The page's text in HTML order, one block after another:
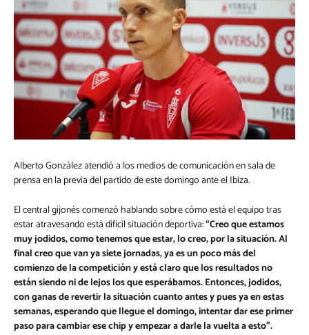
Alberto González atendió a los medios de comunicación en sala de
prensa en la previa del partido de este domingo ante el Ibiza.
El central gijonés comenzó hablando sobre cómo está el equipo tras
estar atravesando está difícil situación deportiva:“Creo que estamos
muy jodidos, como tenemos que estar, lo creo, por la situación. Al
final creo que van ya siete jornadas, ya es un poco más del
comienzo de la competicióny está claro que los resultados no
están siendo ni de lejos los que esperábamos. Entonces,jodidos,
con ganas de revertir la situación cuanto antes y pues ya en estas
semanas, esperando que llegue el domingo, intentar dar ese primer
paso para cambiar ese chip y empezar a darle la vuelta a esto”.